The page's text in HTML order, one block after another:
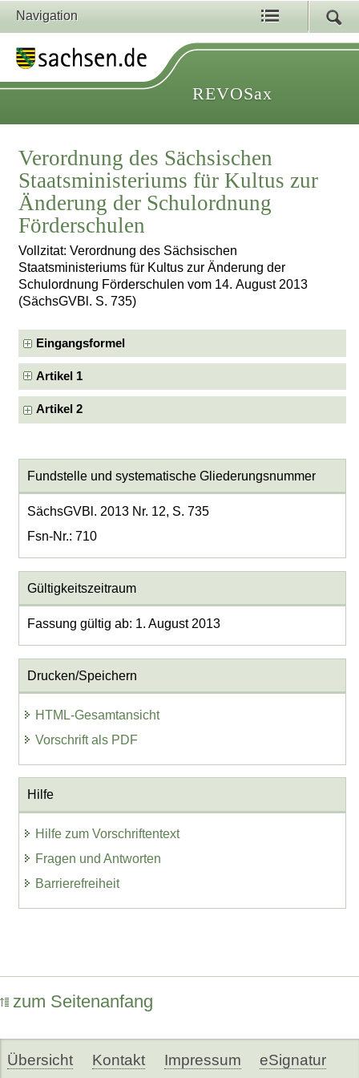
Navigation
REVOSax
Verordnung des Sächsischen
Staatsministeriums für Kultus zur
Änderung der Schulordnung
Förderschulen
Vollzitat: Verordnung des Sächsischen
Staatsministeriums für Kultus zur Änderung der
Schulordnung Förderschulen vom 14. August 2013
(SächsGVBl. S. 735)
Eingangsformel
Artikel 1
Artikel 2
Fundstelle und systematische Gliederungsnummer
SächsGVBl. 2013 Nr. 12, S. 735
Fsn-Nr.: 710
Gültigkeitszeitraum
Fassung gültig ab: 1. August 2013
Drucken/Speichern
HTML-Gesamtansicht
Vorschrift als PDF
Hilfe
Hilfe zum Vorschriftentext
Fragen und Antworten
Barrierefreiheit
zum Seitenanfang
Übersicht Kontakt Impressum eSignatur